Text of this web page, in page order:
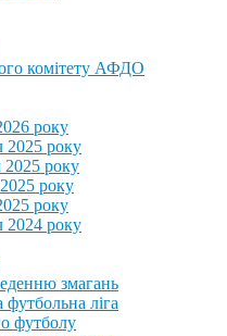
комітету АФДО
року
2025 року
2025 року
року
року
2024 року
змагань
ліга
футболу